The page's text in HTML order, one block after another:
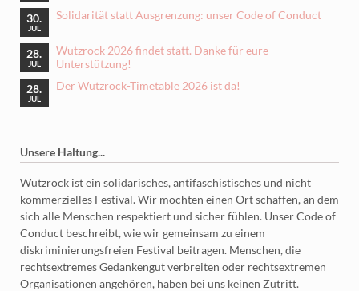
30.
JUL
Solidarität statt Ausgrenzung: unser Code of Conduct
28.
JUL
Wutzrock 2026 findet statt. Danke für eure
Unterstützung!
28.
JUL
Der Wutzrock-Timetable 2026 ist da!
Unsere Haltung...
Wutzrock ist ein solidarisches, antifaschistisches und nicht
kommerzielles Festival. Wir möchten einen Ort schaffen, an dem
sich alle Menschen respektiert und sicher fühlen. Unser Code of
Conduct beschreibt, wie wir gemeinsam zu einem
diskriminierungsfreien Festival beitragen. Menschen, die
rechtsextremes Gedankengut verbreiten oder rechtsextremen
Organisationen angehören, haben bei uns keinen Zutritt.